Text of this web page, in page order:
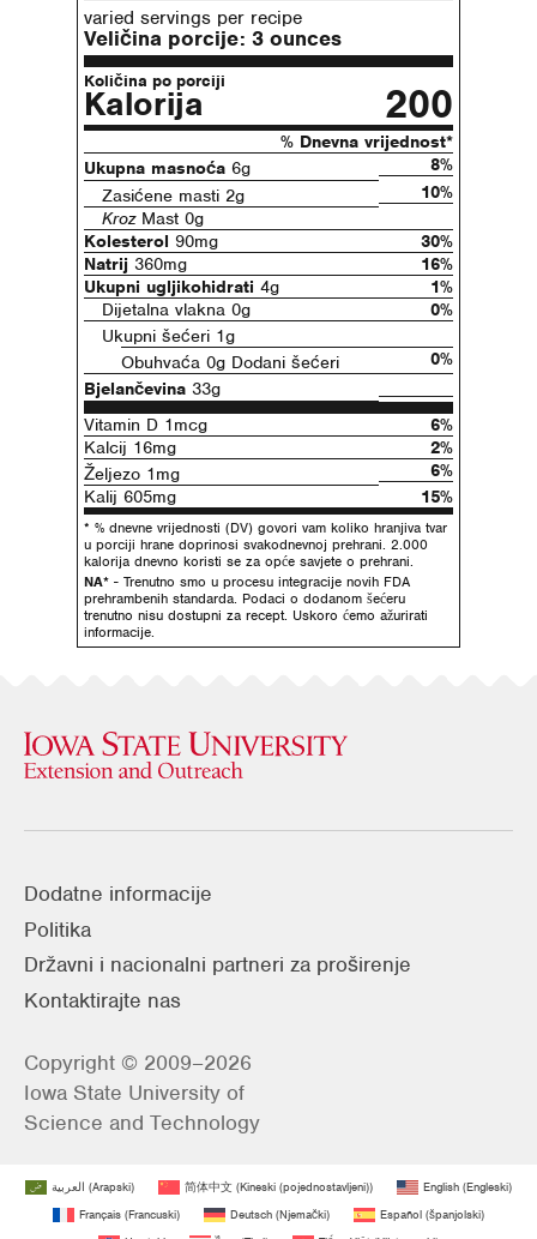
varied servings per recipe
Veličina porcije: 3 ounces
Količina po porciji
Kalorija 200
% Dnevna vrijednost*
Ukupna masnoća 6g
8%
Zasićene masti 2g
10%
KrozMast 0g
Kolesterol 90mg
30%
Natrij 360mg
16%
Ukupni ugljikohidrati 4g
1%
Dijetalna vlakna 0g
0%
Ukupni šećeri 1g
Obuhvaća 0g Dodani šećeri
0%
Bjelančevina 33g
Vitamin D 1mcg
6%
Kalcij 16mg
2%
Željezo 1mg
6%
Kalij 605mg
15%
* % dnevne vrijednosti (DV) govori vam koliko hranjiva tvar
u porciji hrane doprinosi svakodnevnoj prehrani. 2.000
kalorija dnevno koristi se za opće savjete o prehrani.
NA* - Trenutno smo u procesu integracije novih FDA
prehrambenih standarda. Podaci o dodanom šećeru
trenutno nisu dostupni za recept. Uskoro ćemo ažurirati
informacije.
Dodatne informacije
Politika
Državni i nacionalni partneri za proširenje
Kontaktirajte nas
Copyright © 2009–2026
Iowa State University of
Science and Technology
العربية (Arapski) 简体中文 (Kineski (pojednostavljeni)) English (Engleski)
Français (Francuski) Deutsch (Njemački) Español (španjolski)